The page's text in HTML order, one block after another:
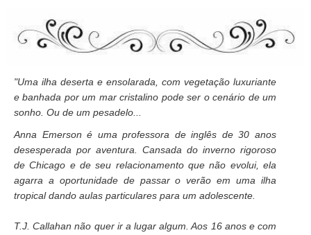
"Uma ilha deserta e ensolarada, com vegetação luxuriante
e banhada por um mar cristalino pode ser o cenário de um
sonho. Ou de um pesadelo...
Anna Emerson é uma professora de inglês de 30 anos
desesperada por aventura. Cansada do inverno rigoroso
de Chicago e de seu relacionamento que não evolui, ela
agarra a oportunidade de passar o verão em uma ilha
tropical dando aulas particulares para um adolescente.
T.J. Callahan não quer ir a lugar algum. Aos 16 anos e com